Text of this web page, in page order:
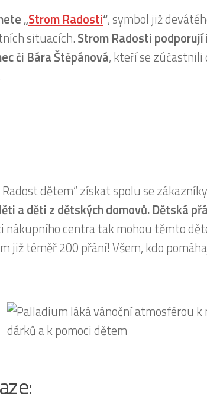
„Strom Radosti“, symbol již
situacích.Strom Radosti podporují
či Bára Štěpánová, kteří se zúčastnili
dětem“ získat spolu se zákazníky
a děti z dětských domovů.Dětská
nákupního centra tak mohou těmto
již téměř 200 přání! Všem, kdo